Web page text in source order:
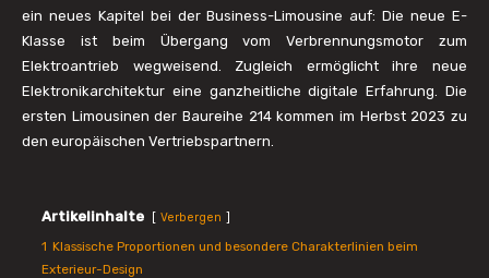
ein neues Kapitel bei der Business-Limousine auf: Die neue E-
Klasse ist beim Übergang vom Verbrennungsmotor zum
Elektroantrieb wegweisend. Zugleich ermöglicht ihre neue
Elektronikarchitektur eine ganzheitliche digitale Erfahrung. Die
ersten Limousinen der Baureihe 214 kommen im Herbst 2023 zu
den europäischen Vertriebspartnern.
Artikelinhalte Verbergen
1 Klassische Proportionen und besondere Charakterlinien beim
Exterieur-Design